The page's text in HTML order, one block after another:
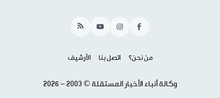
Facebook
Instagram
YouTube
RSS
من نحن؟ اتصل بنا الأرشيف
وكالة أنباء الأخبار المستقلة © 2003 - 2026